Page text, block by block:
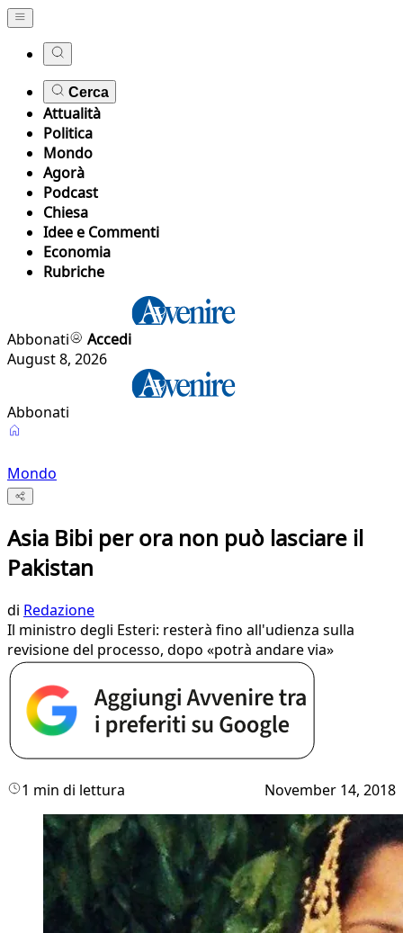
Cerca
Attualità
Politica
Mondo
Agorà
Podcast
Chiesa
Idee e Commenti
Economia
Rubriche
Abbonati
Accedi
August 8, 2026
Abbonati
Mondo
Asia Bibi per ora non può lasciare il
Pakistan
di Redazione
Il ministro degli Esteri: resterà fino all'udienza sulla
revisione del processo, dopo «potrà andare via»
1 min di lettura November 14, 2018